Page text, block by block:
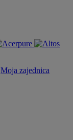
Moja zajednica